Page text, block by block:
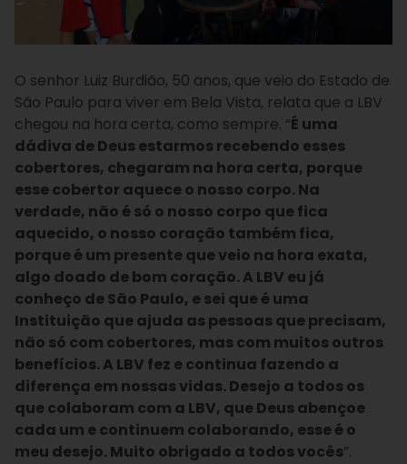
O senhor Luiz Burdião, 50 anos, que veio do Estado de
São Paulo para viver em Bela Vista, relata que a LBV
chegou na hora certa, como sempre. “É uma
dádiva de Deus estarmos recebendo esses
cobertores, chegaram na hora certa, porque
esse cobertor aquece o nosso corpo. Na
verdade, não é só o nosso corpo que fica
aquecido, o nosso coração também fica,
porque é um presente que veio na hora exata,
algo doado de bom coração. A LBV eu já
conheço de São Paulo, e sei que é uma
Instituição que ajuda as pessoas que precisam,
não só com cobertores, mas com muitos outros
benefícios. A LBV fez e continua fazendo a
diferença em nossas vidas. Desejo a todos os
que colaboram com a LBV, que Deus abençoe
cada um e continuem colaborando, esse é o
meu desejo. Muito obrigado a todos vocês”.